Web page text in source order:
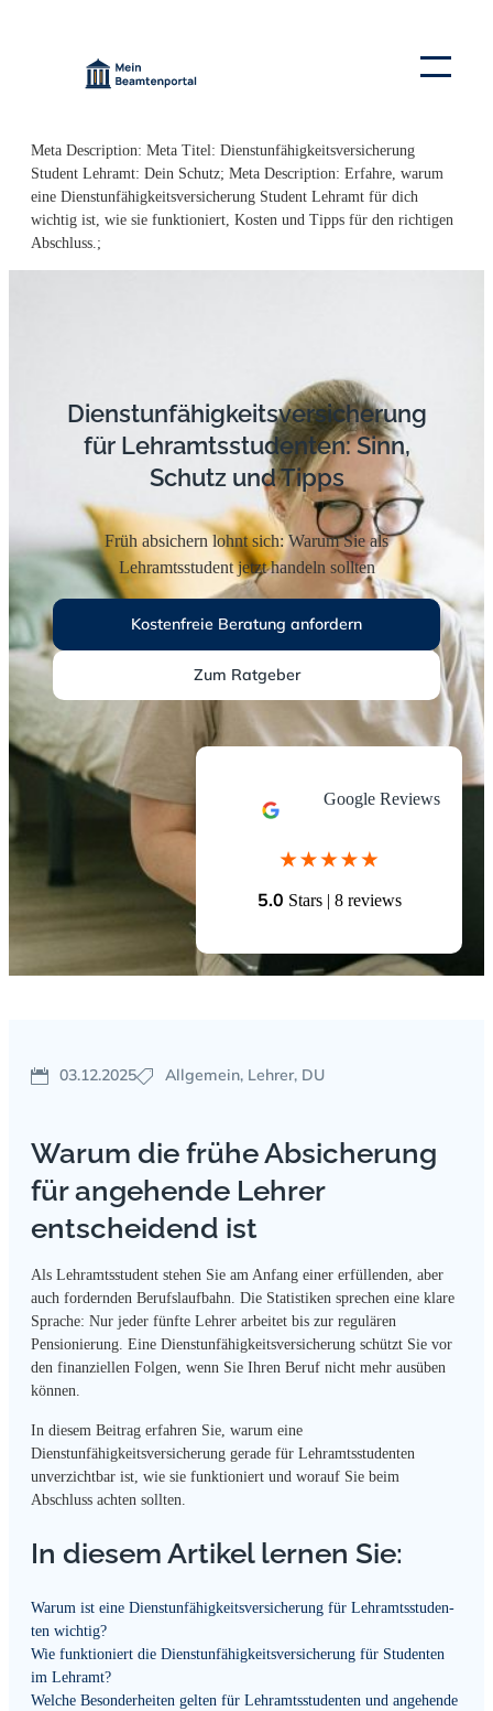
Meta Description: Meta Titel: Dienstunfähigkeitsversicherung
Student Lehramt: Dein Schutz; Meta Description: Erfahre, warum
eine Dienstunfähigkeitsversicherung Student Lehramt für dich
wichtig ist, wie sie funktioniert, Kosten und Tipps für den richtigen
Abschluss.;
Dienst­unfähig­keits­versicher­ung
für Lehr­amts­studen­ten: Sinn,
Schutz und Tipps
Früh absichern lohnt sich: Warum Sie als
Lehramtsstudent jetzt handeln sollten
Kostenfreie Beratung anfordern
Zum Ratgeber
Google Reviews
5.0 Stars | 8 reviews
03.12.2025 Allgemein, Lehrer, DU
Warum die frühe Absicherung
für angehende Lehrer
entscheidend ist
Als Lehramtsstudent stehen Sie am Anfang einer erfüllenden, aber
auch fordernden Berufslaufbahn. Die Statistiken sprechen eine klare
Sprache: Nur jeder fünfte Lehrer arbeitet bis zur regulären
Pensionierung. Eine Dienstunfähigkeitsversicherung schützt Sie vor
den finanziellen Folgen, wenn Sie Ihren Beruf nicht mehr ausüben
können.
In diesem Beitrag erfahren Sie, warum eine
Dienstunfähigkeitsversicherung gerade für Lehramtsstudenten
unverzichtbar ist, wie sie funktioniert und worauf Sie beim
Abschluss achten sollten.
In diesem Artikel lernen Sie:
Warum ist eine Dienst­unfähig­keits­versicher­ung für Lehr­amts­studen­
ten wichtig?
Wie funktioniert die Dienst­unfähig­keits­versicher­ung für Studenten
im Lehramt?
Welche Besonderheiten gelten für Lehr­amts­studen­ten und angehende